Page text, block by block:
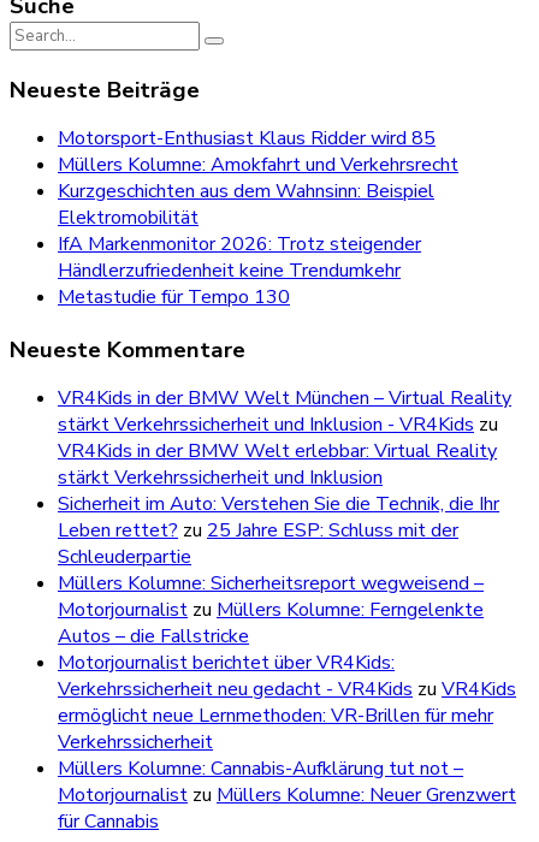
Search
for:
Neueste Beiträge
Motorsport-Enthusiast Klaus Ridder wird 85
Müllers Kolumne: Amokfahrt und Verkehrsrecht
Kurzgeschichten aus dem Wahnsinn: Beispiel
Elektromobilität
IfA Markenmonitor 2026: Trotz steigender
Händlerzufriedenheit keine Trendumkehr
Metastudie für Tempo 130
Neueste Kommentare
VR4Kids in der BMW Welt München – Virtual Reality
stärkt Verkehrssicherheit und Inklusion - VR4Kids zu
VR4Kids in der BMW Welt erlebbar: Virtual Reality
stärkt Verkehrssicherheit und Inklusion
Sicherheit im Auto: Verstehen Sie die Technik, die Ihr
Leben rettet? zu 25 Jahre ESP: Schluss mit der
Schleuderpartie
Müllers Kolumne: Sicherheitsreport wegweisend –
Motorjournalist zu Müllers Kolumne: Ferngelenkte
Autos – die Fallstricke
Motorjournalist berichtet über VR4Kids:
Verkehrssicherheit neu gedacht - VR4Kids zu VR4Kids
ermöglicht neue Lernmethoden: VR-Brillen für mehr
Verkehrssicherheit
Müllers Kolumne: Cannabis-Aufklärung tut not –
Motorjournalist zu Müllers Kolumne: Neuer Grenzwert
für Cannabis